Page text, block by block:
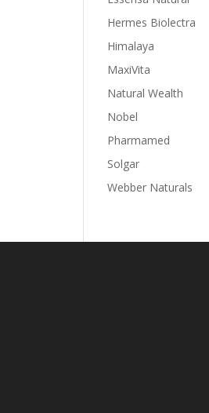
Hermes Biolectra
Himalaya
MaxiVita
Natural Wealth
Nobel
Pharmamed
Solgar
Webber Naturals